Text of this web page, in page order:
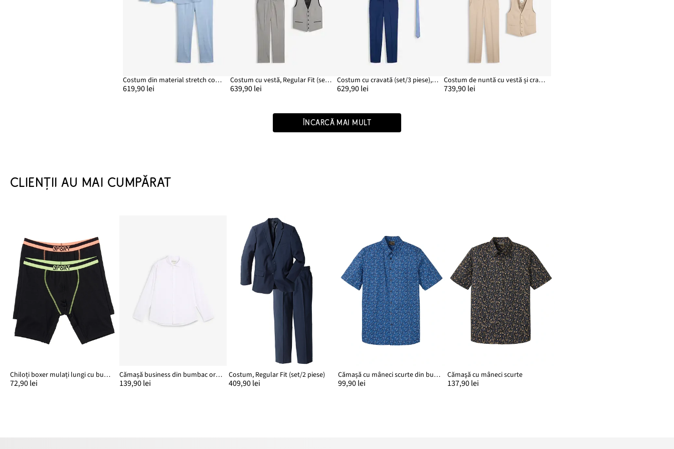
Costum din material stretch comod, Modern Fit (2 piese)
619,90 lei
Costum cu vestă, Regular Fit (set/3 piese)
639,90 lei
Costum cu cravată (set/3 piese), Slim Fit
629,90 lei
Costum de nuntă cu vestă și cravată, Regular Fit (set/4 piese)
739,90 lei
ÎNCARCĂ MAI MULT
CLIENȚII AU MAI CUMPĂRAT
Chiloți boxer mulați lungi cu bumbac (set/2 buc.)
72,90 lei
Cămașă business din bumbac organic, Regular Fit
139,90 lei
Costum, Regular Fit (set/2 piese)
409,90 lei
Cămașă cu mâneci scurte din bumbac 100%
99,90 lei
Cămaşă cu mâneci scurte
137,90 lei